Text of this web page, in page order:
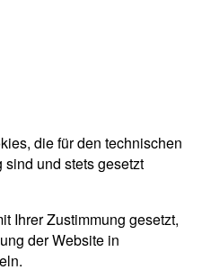
die für den technischen
und stets gesetzt
Ihrer Zustimmung gesetzt,
der Website in